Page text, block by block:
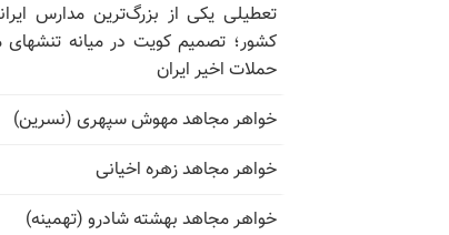
تعطیلی یکی از بزرگ‌ترین مدارس
کشور؛ تصمیم کویت در میانه تنشهای
حملات اخیر ایران
خواهر مجاهد مهوش سپهری (نسرین)
خواهر مجاهد زهره اخیانی
خواهر مجاهد بهشته شادرو (تهمینه)